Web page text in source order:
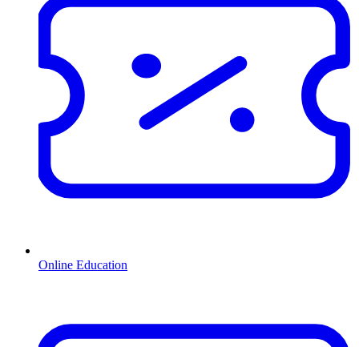
Online Education